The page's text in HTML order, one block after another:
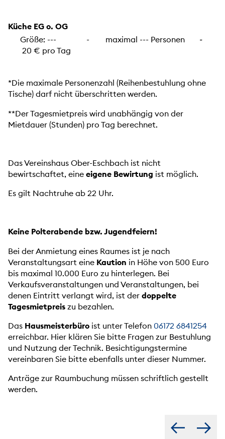
Küche EG o. OG
Größe: --- - maximal --- Personen -
20 € pro Tag
*Die maximale Personenzahl (Reihenbestuhlung ohne
Tische) darf nicht überschritten werden.
**Der Tagesmietpreis wird unabhängig von der
Mietdauer (Stunden) pro Tag berechnet.
Das Vereinshaus Ober-Eschbach ist nicht
bewirtschaftet, eine eigene Bewirtung ist möglich.
Es gilt Nachtruhe ab 22 Uhr.
Keine Polterabende bzw. Jugendfeiern!
Bei der Anmietung eines Raumes ist je nach
Veranstaltungsart eine Kaution in Höhe von 500 Euro
bis maximal 10.000 Euro zu hinterlegen. Bei
Verkaufsveranstaltungen und Veranstaltungen, bei
denen Eintritt verlangt wird, ist der doppelte
Tagesmietpreis zu bezahlen.
Das Hausmeisterbüro ist unter Telefon 06172 6841254
erreichbar. Hier klären Sie bitte Fragen zur Bestuhlung
und Nutzung der Technik. Besichtigungstermine
vereinbaren Sie bitte ebenfalls unter dieser Nummer.
Anträge zur Raumbuchung müssen schriftlich gestellt
werden.